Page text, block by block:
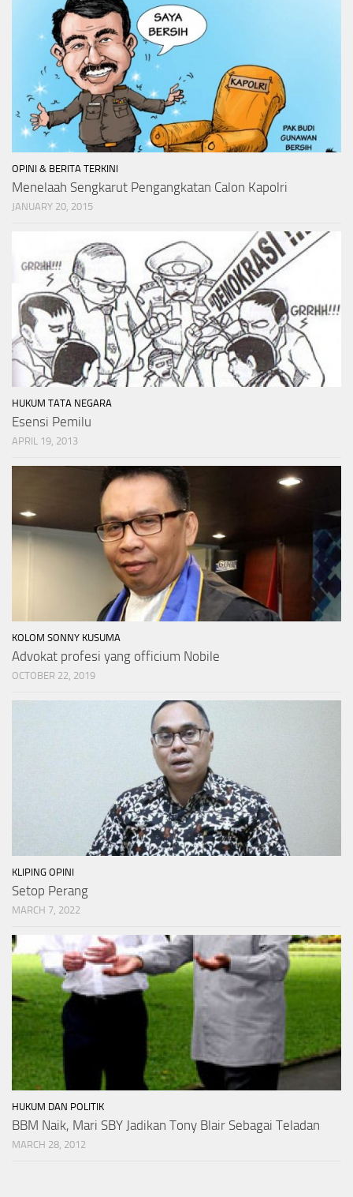
OPINI & BERITA TERKINI
Menelaah Sengkarut Pengangkatan Calon Kapolri
JANUARY 20, 2015
HUKUM TATA NEGARA
Esensi Pemilu
APRIL 19, 2013
KOLOM SONNY KUSUMA
Advokat profesi yang officium Nobile
OCTOBER 22, 2019
KLIPING OPINI
Setop Perang
MARCH 7, 2022
HUKUM DAN POLITIK
BBM Naik, Mari SBY Jadikan Tony Blair Sebagai Teladan
MARCH 28, 2012